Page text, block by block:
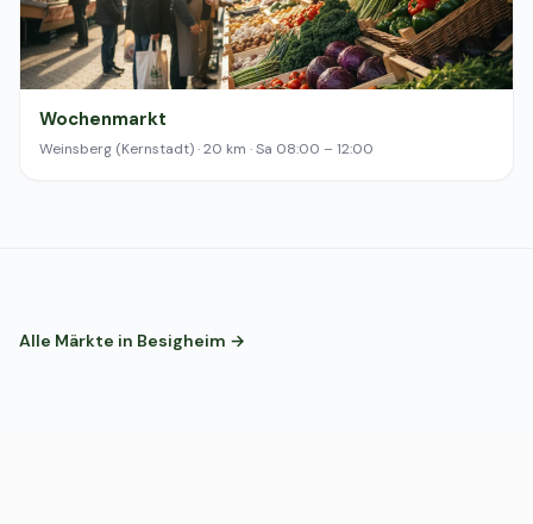
Wochenmarkt
Weinsberg (Kernstadt) · 20 km · Sa 08:00 – 12:00
Alle Märkte in Besigheim →